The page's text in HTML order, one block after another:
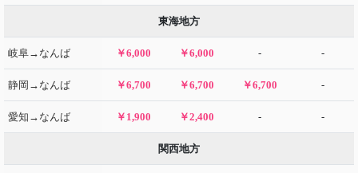
東海地方
岐阜→なんば ￥6,000 ￥6,000 - -
静岡→なんば ￥6,700 ￥6,700 ￥6,700 -
愛知→なんば ￥1,900 ￥2,400 - -
関西地方